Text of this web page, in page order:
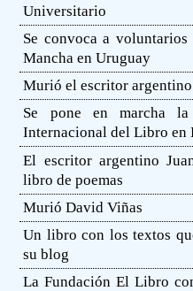
Universitario
Se convoca a
Mancha en Uruguay
Murió el escritor argentino
Se pone en marcha
Internacional del Libro en
El escritor argentino
libro de poemas
Murió David Viñas
Un libro con los textos
su blog
La Fundación El Libro